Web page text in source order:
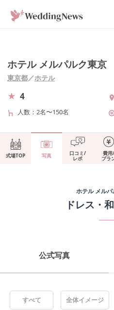
ホテル メルパルク東京
東京都／ホテル
4
人数
2名〜150名
式場TOP 写真 口コミ/
レポ
費用/
プラ
ホテル メル
ドレス・
公式写真
すべて 全体イメージ